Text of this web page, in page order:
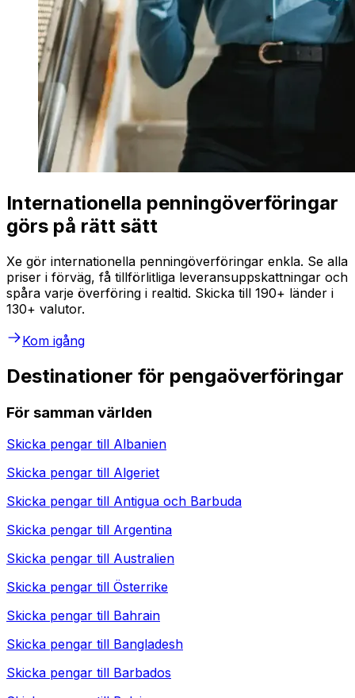
Internationella penningöverföringar
görs på rätt sätt
Xe gör internationella penningöverföringar enkla. Se alla
priser i förväg, få tillförlitliga leveransuppskattningar och
spåra varje överföring i realtid. Skicka till 190+ länder i
130+ valutor.
Kom igång
Destinationer för pengaöverföringar
För samman världen
Skicka pengar till Albanien
Skicka pengar till Algeriet
Skicka pengar till Antigua och Barbuda
Skicka pengar till Argentina
Skicka pengar till Australien
Skicka pengar till Österrike
Skicka pengar till Bahrain
Skicka pengar till Bangladesh
Skicka pengar till Barbados